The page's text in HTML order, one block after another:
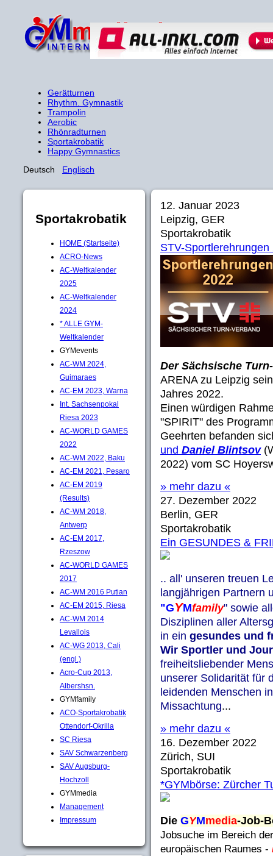
Gerätturnen
Rhythm. Gymnastik
Trampolin
Aerobic
Rhönradturnen
Sportakrobatik
Happy Gymnastics
Deutsch Englisch
Sportakrobatik
HOME (Startseite)
ACRO-News
AC-Weltkalender
2025
AC-Weltkalender
2024
* ALLE GYM-
Weltkalender
GYMevents
AC-WM 2024,
Guimaraes
AC-EM 2023, Warna
Int. Sachsenpokal
Riesa 2023
AC-WORLD GAMES
2022
AC-WM 2022, Baku
AC-EM 2021, Pesaro
AC-EM 2019
(Results)
AC-WM 2018,
Antwerp
AC-EM 2017,
Rzeszow
AC-WORLD GAMES
2017
AC-WM 2016 Putian
AC-EM 2015, Riesa
AC-WM 2014
Levallois
AC-WG 2013, Cali
(engl.)
Acro-Cup 2013,
Albershsn.
GYMfamily
ACO-Sportakrobatik
Ottendorf-Okrilla
SC Riesa
SAV Schwarzenberg
SAV Augsburg-
Hochzoll
GYMmedia
Management
Impressum
12. Januar 2023
Leipzig, GER
Sportakrobatik
STV-
Der Sächsische
ARENA zu Leipzig
Jahres 2022.
Einen würdigen
"SPIRIT" des
Geehrten befanden
und Daniel Blintsov
2022) vom SC
» mehr dazu «
27. Dezember 2022
Berlin, GER
Sportakrobatik
Ein GESUNDES &
.. all' unseren treuen
langjährigen Partnern
"GYMfamily" sowie
Disziplinen aller
in ein gesundes und
Wir Sportler und
freiheitsliebender
unserer Solidarität für
leidenden Menschen
Missachtung...
» mehr dazu «
16. Dezember 2022
Zürich, SUI
Sportakrobatik
*GYMbörse: Zürcher
Die GYMmedia-Job-
Jobsuche im Bereich
europäischen Raumes -